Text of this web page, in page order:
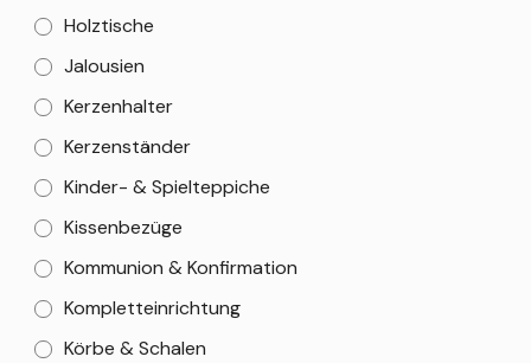
Holztische
Jalousien
Kerzenhalter
Kerzenständer
Kinder- & Spielteppiche
Kissenbezüge
Kommunion & Konfirmation
Kompletteinrichtung
Körbe & Schalen